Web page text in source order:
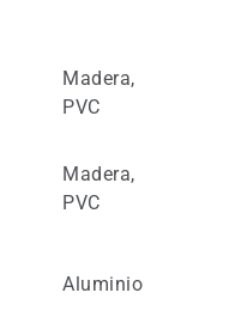
Madera,
PVC
Madera,
PVC
Aluminio